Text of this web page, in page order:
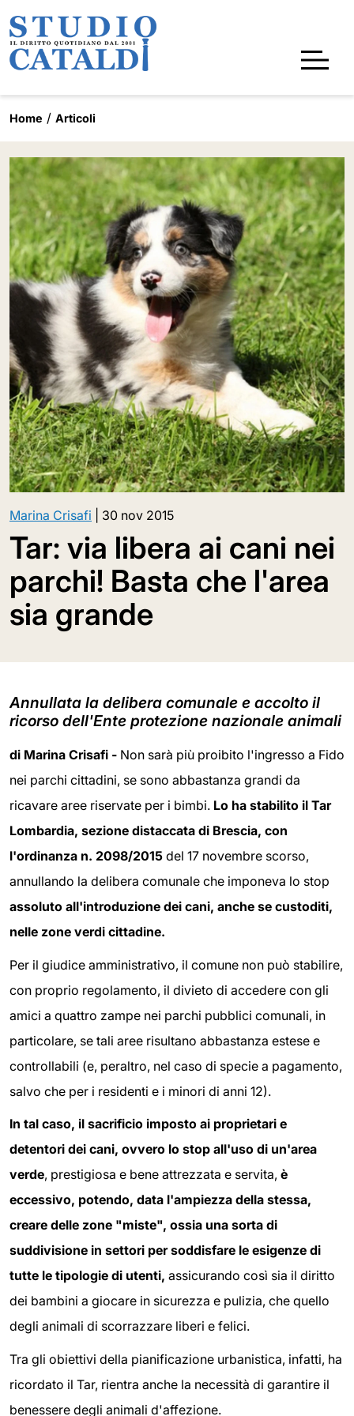
Home Articoli
Marina Crisafi 30 nov 2015
Tar: via libera ai cani nei
parchi! Basta che l'area
sia grande
Annullata la delibera comunale e accolto il
ricorso dell'Ente protezione nazionale animali
di Marina Crisafi - Non sarà più proibito l'ingresso a Fido
nei parchi cittadini, se sono abbastanza grandi da
ricavare aree riservate per i bimbi. Lo ha stabilito il Tar
Lombardia, sezione distaccata di Brescia, con
l'ordinanza n. 2098/2015 del 17 novembre scorso,
annullando la delibera comunale che imponeva lo stop
assoluto all'introduzione dei cani, anche se custoditi,
nelle zone verdi cittadine.
Per il giudice amministrativo, il comune non può stabilire,
con proprio regolamento, il divieto di accedere con gli
amici a quattro zampe nei parchi pubblici comunali, in
particolare, se tali aree risultano abbastanza estese e
controllabili (e, peraltro, nel caso di specie a pagamento,
salvo che per i residenti e i minori di anni 12).
In tal caso, il sacrificio imposto ai proprietari e
detentori dei cani, ovvero lo stop all'uso di un'area
verde, prestigiosa e bene attrezzata e servita, è
eccessivo, potendo, data l'ampiezza della stessa,
creare delle zone "miste", ossia una sorta di
suddivisione in settori per soddisfare le esigenze di
tutte le tipologie di utenti, assicurando così sia il diritto
dei bambini a giocare in sicurezza e pulizia, che quello
degli animali di scorrazzare liberi e felici.
Tra gli obiettivi della pianificazione urbanistica, infatti, ha
ricordato il Tar, rientra anche la necessità di garantire il
benessere degli animali d'affezione.